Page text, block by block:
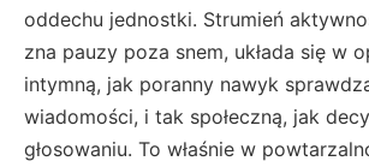
oddechu jednostki. Strumień
zna pauzy poza snem, układa się w
intymną, jak poranny nawyk
wiadomości, i tak społeczną, jak
głosowaniu. To właśnie w